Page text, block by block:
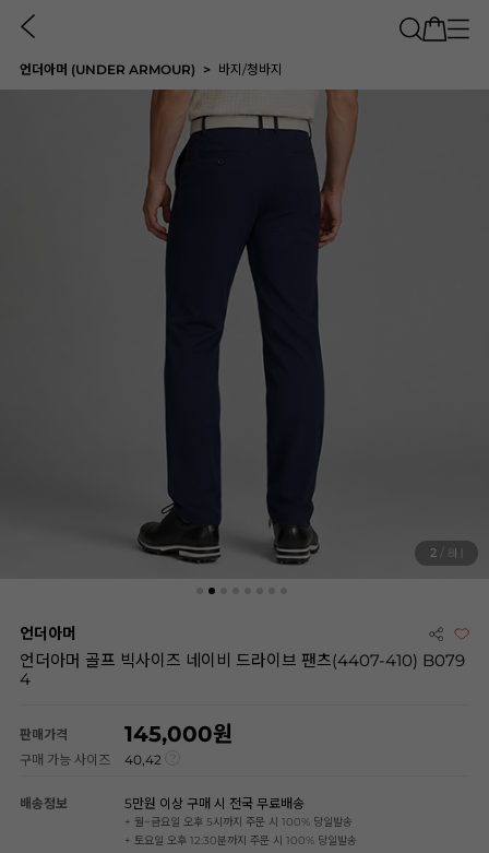
언더아머 (UNDER ARMOUR) 바지/청바지
3 / 8
언더아머
언더아머 골프 빅사이즈 네이비 드라이브 팬츠(4407-410) B079
4
판매가격 145,000
구매 가능 사이즈 40,42
배송정보 5만원 이상 구매 시 전국 무료배송
+ 월~금요일 오후 5시까지 주문 시 100% 당일발송
+ 토요일 오후 12:30분까지 주문 시 100% 당일발송